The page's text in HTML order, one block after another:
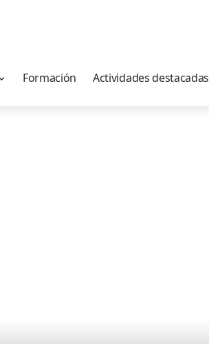
Formación Actividades destacadas